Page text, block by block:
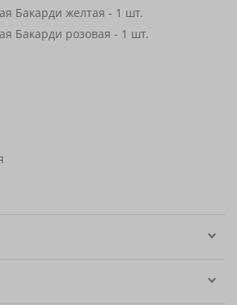
Бакарди желтая - 1 шт.
Бакарди розовая - 1 шт.